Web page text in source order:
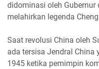
didominasi oleh
melahirkan legenda
Saat revolusi China oleh
ada tersisa Jendral China
1945 ketika pemimpin